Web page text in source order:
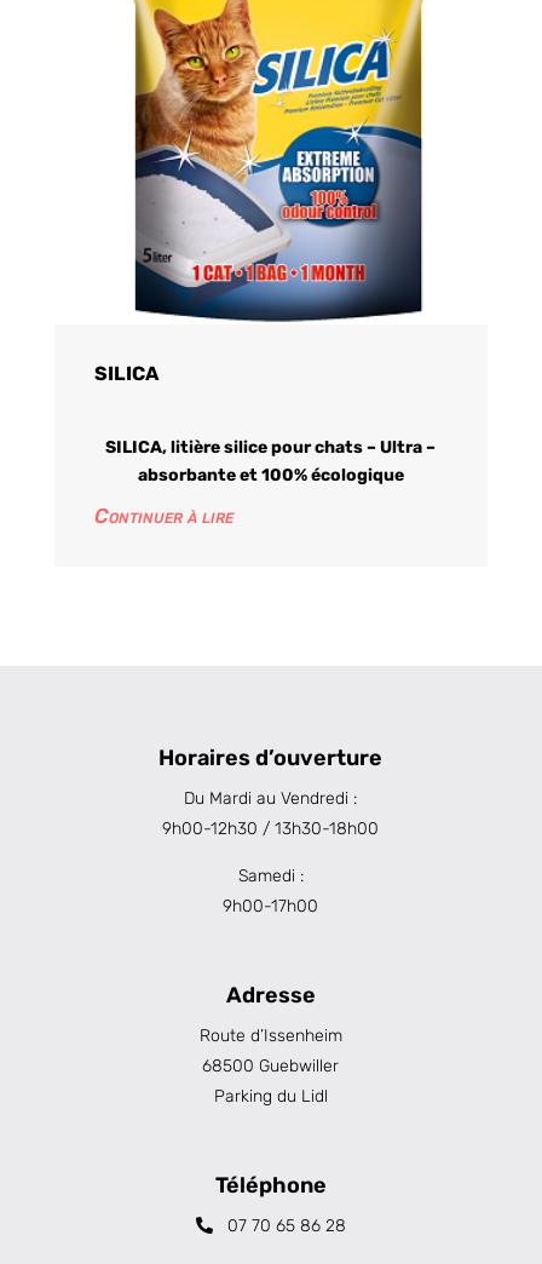
SILICA
SILICA, litière silice pour chats – Ultra –
absorbante et 100% écologique
Continuer à lire
Horaires d’ouverture
Du Mardi au Vendredi :
9h00-12h30 / 13h30-18h00
Samedi :
9h00-17h00
Adresse
Route d’Issenheim
68500 Guebwiller
Parking du Lidl
Téléphone
07 70 65 86 28